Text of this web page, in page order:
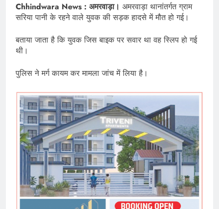
Chhindwara News : अमरवाड़ा। अमरवाड़ा थानांतर्गत ग्राम
सरिया पानी के रहने वाले युवक की सड़क हादसे में मौत हो गई।
बताया जाता है कि युवक जिस बाइक पर सवार था वह स्लिप हो गई
थी।
पुलिस ने मर्ग कायम कर मामला जांच में लिया है।